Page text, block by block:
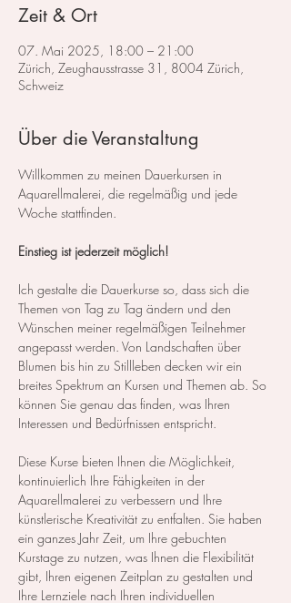
Zeit & Ort
07. Mai 2025, 18:00 – 21:00
Zürich, Zeughausstrasse 31, 8004 Zürich,
Schweiz
Über die Veranstaltung
Willkommen zu meinen Dauerkursen in
Aquarellmalerei, die regelmäßig und jede
Woche stattfinden.
Einstieg ist jederzeit möglich!
Ich gestalte die Dauerkurse so, dass sich die
Themen von Tag zu Tag ändern und den
Wünschen meiner regelmäßigen Teilnehmer
angepasst werden. Von Landschaften über
Blumen bis hin zu Stillleben decken wir ein
breites Spektrum an Kursen und Themen ab. So
können Sie genau das finden, was Ihren
Interessen und Bedürfnissen entspricht.
Diese Kurse bieten Ihnen die Möglichkeit,
kontinuierlich Ihre Fähigkeiten in der
Aquarellmalerei zu verbessern und Ihre
künstlerische Kreativität zu entfalten. Sie haben
ein ganzes Jahr Zeit, um Ihre gebuchten
Kurstage zu nutzen, was Ihnen die Flexibilität
gibt, Ihren eigenen Zeitplan zu gestalten und
Ihre Lernziele nach Ihren individuellen